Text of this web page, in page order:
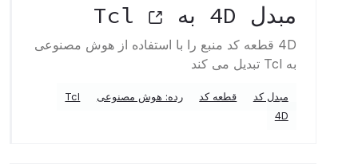
مبدل 4D به Tcl
4D قطعه کد منبع را با استفاده از هوش مصنوعی
به Tcl تبدیل می کند
مبدل کد قطعه کد رده: هوش مصنوعی
Tcl
4D